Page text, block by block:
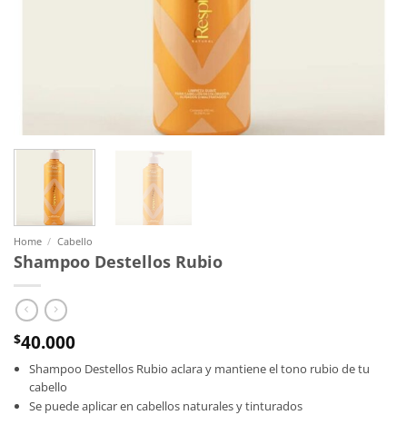
Home / Cabello
Shampoo Destellos Rubio
$40.000
Shampoo Destellos Rubio aclara y mantiene el tono rubio de tu
cabello
Se puede aplicar en cabellos naturales y tinturados